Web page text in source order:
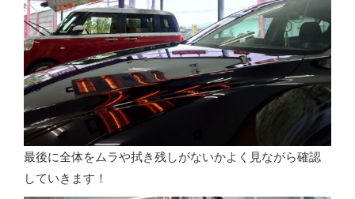
最後に全体をムラや拭き残しがないかよく見ながら確認
していきます！